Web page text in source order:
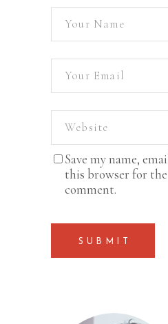
Save my name,
this browser for
comment.
SUBMIT